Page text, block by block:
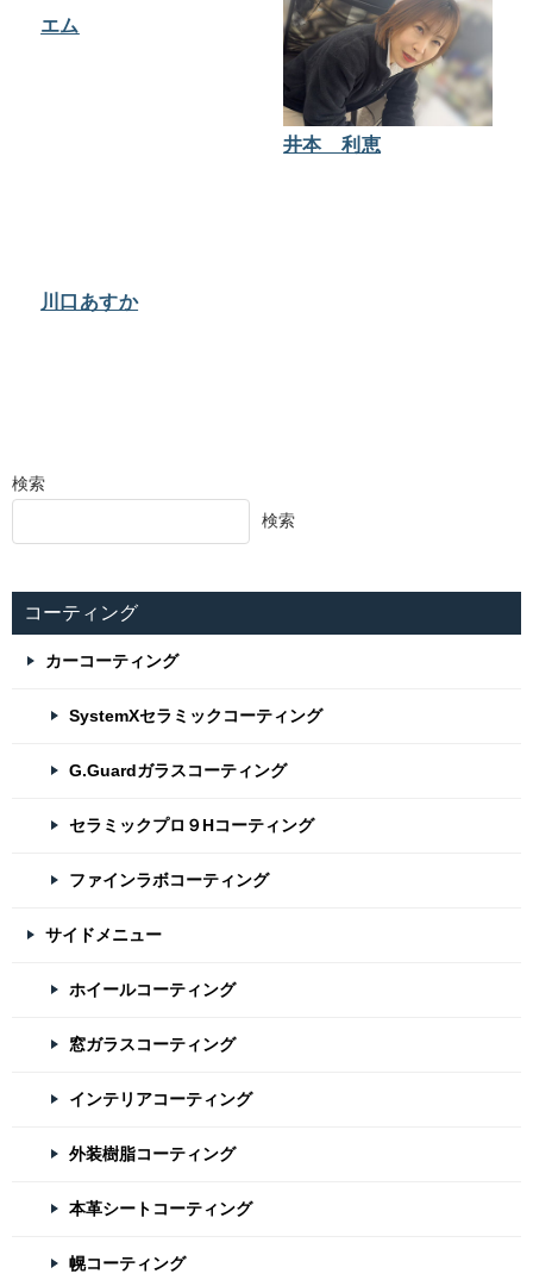
エム
井本 利恵
川口あすか
検索
検索
コーティング
カーコーティング
SystemXセラミックコーティング
G.Guardガラスコーティング
セラミックプロ９Hコーティング
ファインラボコーティング
サイドメニュー
ホイールコーティング
窓ガラスコーティング
インテリアコーティング
外装樹脂コーティング
本革シートコーティング
幌コーティング